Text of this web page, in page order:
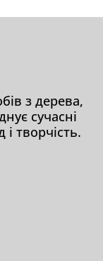
з дерева,
сучасні
і творчість.